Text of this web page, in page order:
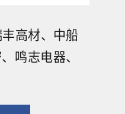
高材、中船
鸣志电器、